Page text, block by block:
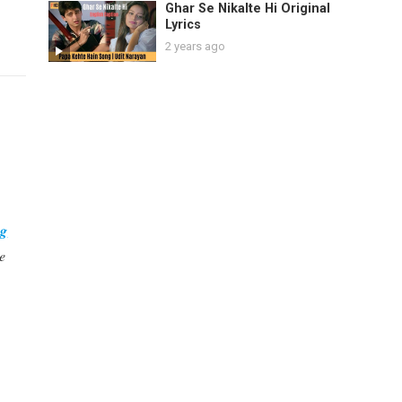
Ghar Se Nikalte Hi Original
Lyrics
2 years ago